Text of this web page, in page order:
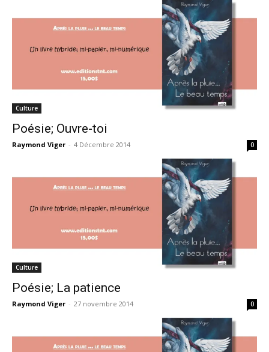
Culture
Poésie; Ouvre-toi
Raymond Viger - 4 Décembre 2014 0
Culture
Poésie; La patience
Raymond Viger - 27 novembre 2014 0